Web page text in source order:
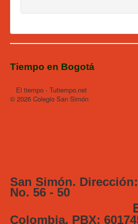
Tratamiento de Datos
Tiempo en Bogotá
El tiempo - Tutiempo.net
© 2026 Colegio San Simón
San Simón.
No. 56 - 50
Colombia. PBX: